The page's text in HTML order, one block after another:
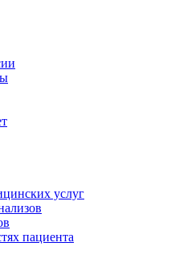
услуг
пациента